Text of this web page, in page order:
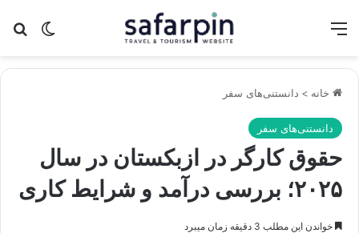
تغییر منو
خانه > دانستنی‌های سفر
دانستنی‌های سفر
حقوق کارگر در ازبکستان در سال
۲۰۲۵؛ بررسی درآمد و شرایط کاری
خواندن این مطلب 3 دقیقه زمان میبرد